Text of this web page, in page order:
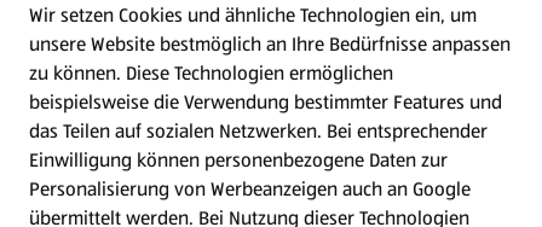
WhatsApp
Gewinnspiele
Mein HOFER. Meine Einkäufe.
Wir setzen Cookies und ähnliche Technologien ein, um
unsere Website bestmöglich an Ihre Bedürfnisse anpassen
zu können. Diese Technologien ermöglichen
beispielsweise die Verwendung bestimmter Features und
das Teilen auf sozialen Netzwerken. Bei entsprechender
Einwilligung können personenbezogene Daten zur
Personalisierung von Werbeanzeigen auch an Google
übermittelt werden. Bei Nutzung dieser Technologien